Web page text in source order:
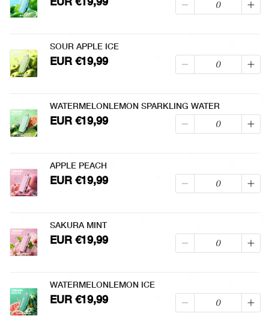
SOUR APPLE ICE
EUR €19,99
WATERMELONLEMON SPARKLING WATER
EUR €19,99
APPLE PEACH
EUR €19,99
SAKURA MINT
EUR €19,99
WATERMELONLEMON ICE
EUR €19,99